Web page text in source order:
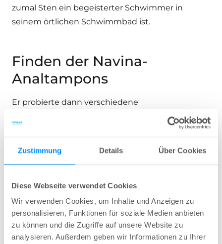
Zustimmung Details Über Cookies
Diese Webseite verwendet Cookies
Wir verwenden Cookies, um Inhalte und Anzeigen zu
personalisieren, Funktionen für soziale Medien anbieten
zu können und die Zugriffe auf unsere Website zu
analysieren. Außerdem geben wir Informationen zu Ihrer
zumal Sten ein begeisterter Schwimmer in
seinem örtlichen Schwimmbad ist.
Finden der Navina-
Analtampons
Er probierte dann verschiedene
Schutzmaßnahmen aus, darunter eine Art
Analeinsatz, den er auf Rezept von seinem Arzt
erhalten konnte und der als Notfalllösung diente,
wenn er das Gefühl hatte, dass die Gefahr eines
ihm auch die Möglichkeit, ein alternatives
Produkt zu testen –Navina Fecal Incontinence
Inserts von Wellspect.
Sten sagt, dass sein vorgeschriebener Analeinsatz